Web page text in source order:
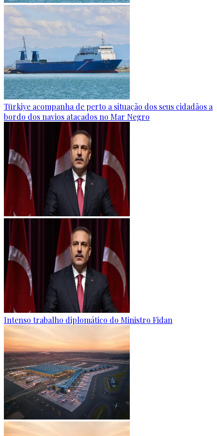
Türkiye acompanha de perto a situação dos seus cidadãos a
bordo dos navios atacados no Mar Negro
Intenso trabalho diplomático do Ministro Fidan